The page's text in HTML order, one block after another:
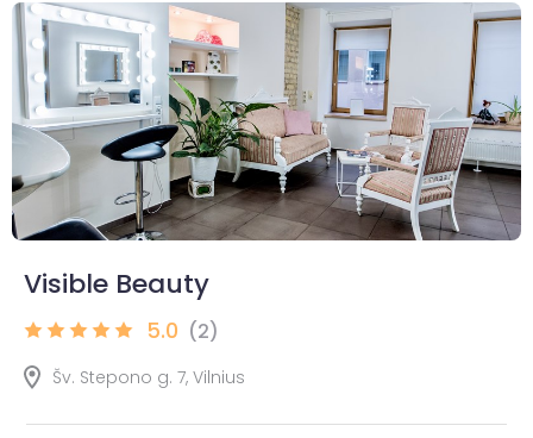
Visible Beauty
5.0 (2)
Šv. Stepono g. 7, Vilnius